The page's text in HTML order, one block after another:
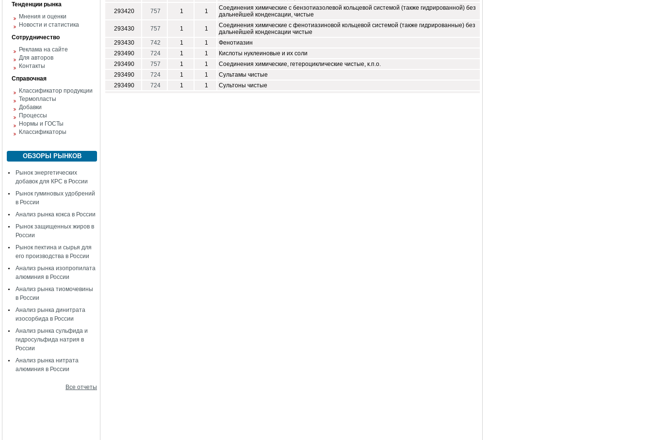
Тенденции рынка
Мнения и оценки
Новости и статистика
Сотрудничество
Реклама на сайте
Для авторов
Контакты
Справочная
Классификатор продукции
Термопласты
Добавки
Процессы
Нормы и ГОСТы
Классификаторы
ОБЗОРЫ РЫНКОВ
Рынок энергетических
добавок для КРС в России
Рынок гуминовых удобрений
в России
Анализ рынка кокса в России
Рынок защищенных жиров в
России
Рынок пектина и сырья для
его производства в России
Анализ рынка изопропилата
алюминия в России
Анализ рынка тиомочевины
в России
Анализ рынка динитрата
изосорбида в России
Анализ рынка сульфида и
гидросульфида натрия в
России
Анализ рынка нитрата
алюминия в России
Все отчеты
293420 757 1 1
Соединения химические с бензотиазолевой кольцевой системой (также гидрированной) без
дальнейшей конденсации, чистые
293430 757 1 1
Соединения химические с фенотиазиновой кольцевой системой (также гидрированные) без
дальнейшей конденсации чистые
293430
742 1 1
Фенотиазин
293490
724 1 1
Кислоты нуклеиновые и их соли
293490
757 1 1
Соединения химические, гетероциклические чистые, к.п.о.
293490
724 1 1
Сультамы чистые
293490
724 1 1 Сультоны чистые